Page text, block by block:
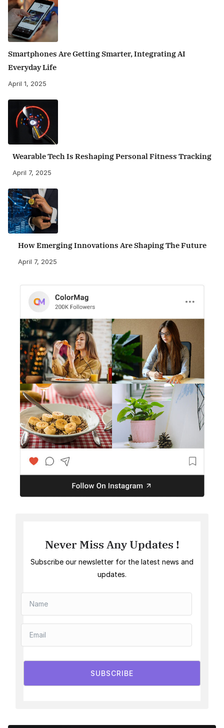
Smartphones Are Getting Smarter, Integrating AI
Everyday Life
April 1, 2025
Wearable Tech Is Reshaping Personal Fitness Tracking
April 7, 2025
How Emerging Innovations Are Shaping The Future
April 7, 2025
Never Miss Any Updates !
Subscribe our newsletter for the latest news and
updates.
SUBSCRIBE